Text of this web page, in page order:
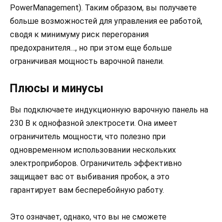
PowerManagement). Таким образом, вы получаете
больше возможностей для управления ее работой,
сводя к минимуму риск перегорания
предохранителя…, но при этом еще больше
ограничивая мощность варочной панели.
Плюсы и минусы
Вы подключаете индукционную варочную панель на
230 В к однофазной электросети. Она имеет
ограничитель мощности, что полезно при
одновременном использовании нескольких
электроприборов. Ограничитель эффективно
защищает вас от выбивания пробок, а это
гарантирует вам бесперебойную работу.
Это означает, однако, что вы не сможете